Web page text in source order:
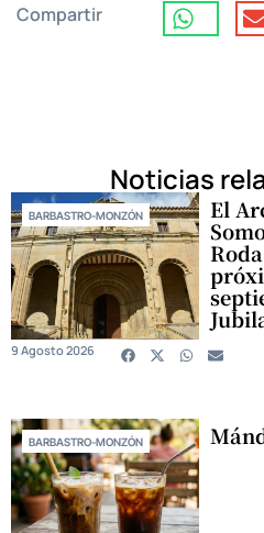
Compartir
Noticias
BARBASTRO-MONZÓN El
9 Agosto 2026
BARBASTRO-MONZÓN